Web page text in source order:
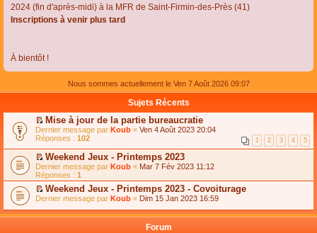
2024 (fin d'après-midi) à la MFR de Saint-Firmin-des-Près (41)
Inscriptions à venir plus tard
À bientôt !
Nous sommes actuellement le Ven 7 Août 2026 09:07
Sujets Récents
C
o
n
s
u
l
t
e
r
l
e
Mise à jour de la partie bureaucratie
Dernier message par Koub « Ven 4 Août 2023 20:04
Réponses : 102 1 2 3 4 5
C
o
n
s
u
t
Weekend Jeux - Printemps 2023
Dernier message par Koub « Mar 7 Fév 2023 11:12
Réponses : 1
C
n
Weekend Jeux - Printemps 2023 - Covoiturage
Dernier message par Koub « Dim 15 Jan 2023 16:59
Forum